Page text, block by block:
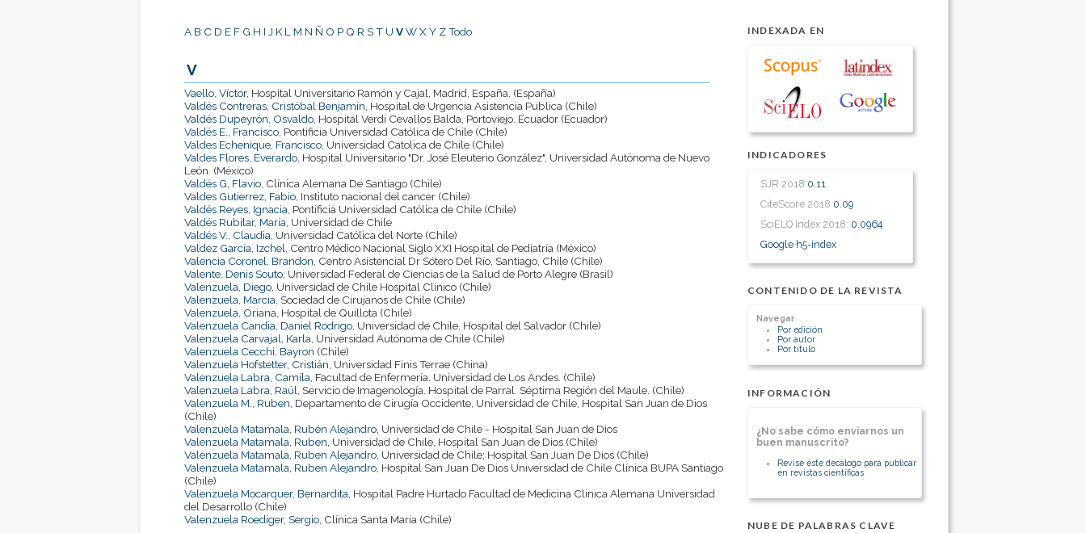
INDEXADA EN
INDICADORES
SJR 2018 0.11
CiteScore 2018 0.09
SciELO Index 2018: 0.0964
Google h5-index
CONTENIDO DE LA REVISTA
Navegar
Por edición
Por autor
Por título
INFORMACIÓN
¿No sabe cómo enviarnos un
buen manuscrito?
Revise éste decálogo para publicar
en revistas científicas
NUBE DE PALABRAS CLAVE
A B C D E F G H I J K L M N Ñ O P Q R ST U VWXY ZTodo
V
Vaello, Víctor, Hospital Universitario Ramón y Cajal, Madrid, España. (España)
Valdés Contreras, Cristóbal Benjamín, Hospital de Urgencia Asistencia Publica (Chile)
Valdés Dupeyrón, Osvaldo, Hospital Verdi Cevallos Balda, Portoviejo. Ecuador (Ecuador)
Valdés E., Francisco, Pontificia Universidad Católica de Chile (Chile)
Valdes Echenique, Francisco, Universidad Catolica de Chile (Chile)
Valdes Flores, Everardo, Hospital Universitario "Dr. José Eleuterio González", Universidad Autónoma de Nuevo
León. (México)
Valdés G, Flavio, Clínica Alemana De Santiago (Chile)
Valdes Gutierrez, Fabio, Instituto nacional del cancer (Chile)
Valdés Reyes, Ignacia, Pontificia Universidad Católica de Chile (Chile)
Valdés Rubilar, María, Universidad de Chile
Valdés V., Claudia, Universidad Católica del Norte (Chile)
Valdez García, Izchel, Centro Médico Nacional Siglo XXI Hospital de Pediatría (México)
Valencia Coronel, Brandon, Centro Asistencial Dr Sótero Del Río, Santiago, Chile (Chile)
Valente, Denis Souto, Universidad Federal de Ciencias de la Salud de Porto Alegre (Brasil)
Valenzuela, Diego, Universidad de Chile Hospital Clínico (Chile)
Valenzuela, Marcia, Sociedad de Cirujanos de Chile (Chile)
Valenzuela, Oriana, Hospital de Quillota (Chile)
Valenzuela Candia, Daniel Rodrigo, Universidad de Chile, Hospital del Salvador (Chile)
Valenzuela Carvajal, Karla, Universidad Autónoma de Chile (Chile)
Valenzuela Cecchi, Bayron (Chile)
Valenzuela Hofstetter, Cristián, Universidad Finis Terrae (China)
Valenzuela Labra, Camila, Facultad de Enfermería. Universidad de Los Andes. (Chile)
Valenzuela Labra, Raúl, Servicio de Imagenología. Hospital de Parral. Séptima Región del Maule. (Chile)
Valenzuela M., Ruben, Departamento de Cirugía Occidente, Universidad de Chile, Hospital San Juan de Dios
(Chile)
Valenzuela Matamala, Rubén Alejandro, Universidad de Chile - Hospital San Juan de Dios
Valenzuela Matamala, Ruben, Universidad de Chile, Hospital San Juan de Dios (Chile)
Valenzuela Matamala, Ruben Alejandro, Universidad de Chile; Hospital San Juan De Dios (Chile)
Valenzuela Matamala, Ruben Alejandro, Hospital San Juan De Dios Universidad de Chile Clínica BUPA Santiago
(Chile)
Valenzuela Mocarquer, Bernardita, Hospital Padre Hurtado Facultad de Medicina Clinica Alemana Universidad
del Desarrollo (Chile)
Valenzuela Roediger, Sergio, Clínica Santa María (Chile)